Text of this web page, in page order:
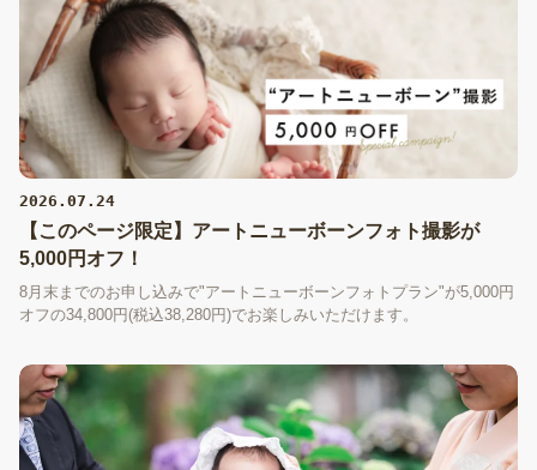
2026.07.24
【このページ限定】アートニューボーンフォト撮影が
5,000円オフ！
8月末までのお申し込みで"アートニューボーンフォトプラン"が5,000円
オフの34,800円(税込38,280円)でお楽しみいただけます。